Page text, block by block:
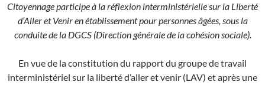
Citoyennage participe à la réflexion interministérielle sur la Liberté
d’Aller et Venir en établissement pour personnes âgées, sous la
conduite de la DGCS (Direction générale de la cohésion sociale).
En vue de la constitution du rapport du groupe de travail
interministériel sur la liberté d’aller et venir (LAV) et après une